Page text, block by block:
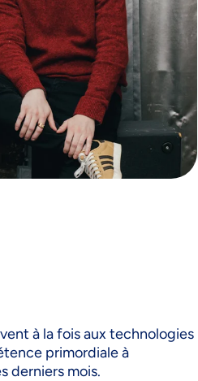
à la fois aux technologies
primordiale à
derniers mois.